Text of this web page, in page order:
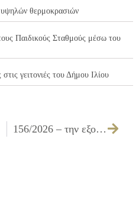
θερμοκρασιών
Παιδικούς Σταθμούς μέσω του
γειτονιές του Δήμου Ιλίου
156/2026 – την εξουσιοδότηση του δικηγόρου του Δήμου για παράσταση ενώπιον των δικαστηρίων